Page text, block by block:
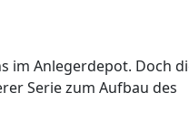
im Anlegerdepot. Doch
Serie zum Aufbau des